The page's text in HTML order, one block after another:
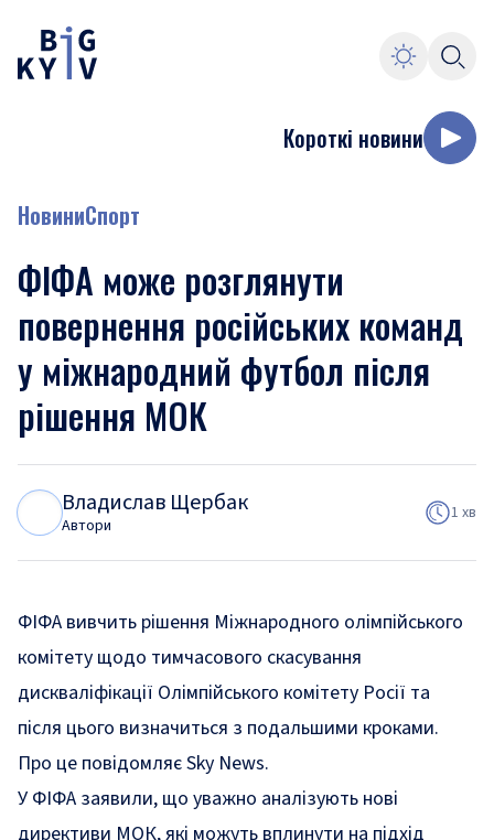
Короткі новини
НовиниСпорт
ФІФА може розглянути
повернення російських команд
у міжнародний футбол після
рішення МОК
Владислав Щербак
Автори
1 хв
ФІФА вивчить рішення Міжнародного олімпійського
комітету щодо тимчасового скасування
дискваліфікації Олімпійського комітету Росії та
після цього визначиться з подальшими кроками.
Про це повідомляє Sky News.
У ФІФА заявили, що уважно аналізують нові
директиви МОК, які можуть вплинути на підхід